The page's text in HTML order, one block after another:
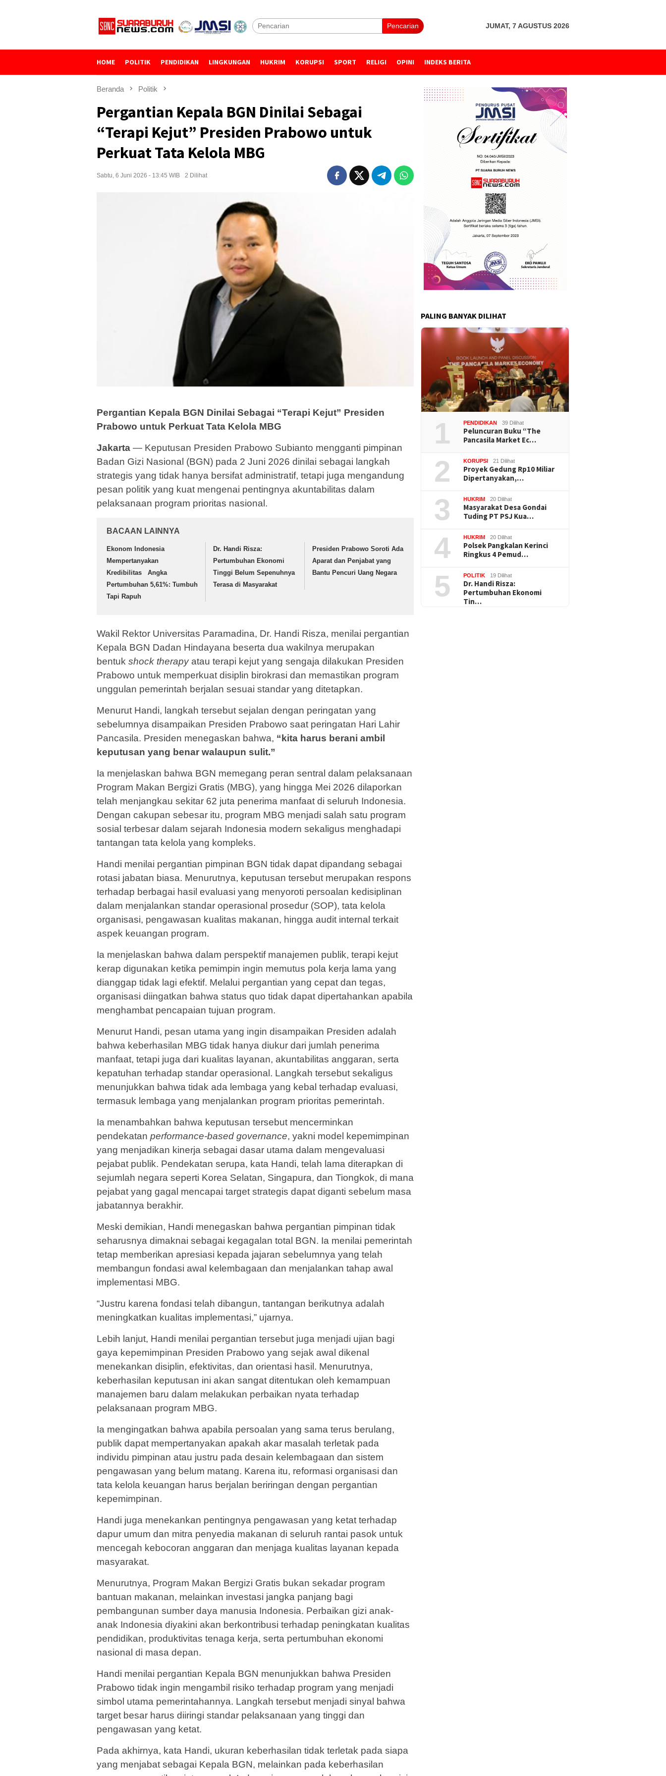
Pencarian JUMAT, 7 AGUSTUS 2026
HOME POLITIK PENDIDIKAN LINGKUNGAN HUKRIM KORUPSI SPORT RELIGI OPINI INDEKS BERITA
Beranda Politik
Pergantian Kepala BGN Dinilai Sebagai
“Terapi Kejut” Presiden Prabowo untuk
Perkuat Tata Kelola MBG
Sabtu, 6 Juni 2026 - 13:45 WIB 2 Dilihat
Pergantian Kepala BGN Dinilai Sebagai “Terapi Kejut” Presiden
Prabowo untuk Perkuat Tata Kelola MBG
Jakarta — Keputusan Presiden Prabowo Subianto mengganti pimpinan
Badan Gizi Nasional (BGN) pada 2 Juni 2026 dinilai sebagai langkah
strategis yang tidak hanya bersifat administratif, tetapi juga mengandung
pesan politik yang kuat mengenai pentingnya akuntabilitas dalam
pelaksanaan program prioritas nasional.
BACAAN LAINNYA
Ekonom Indonesia
Mempertanyakan
Kredibilitas Angka
Pertumbuhan 5,61%: Tumbuh
Tapi Rapuh
Dr. Handi Risza:
Pertumbuhan Ekonomi
Tinggi Belum Sepenuhnya
Terasa di Masyarakat
Presiden Prabowo Soroti Ada
Aparat dan Penjabat yang
Bantu Pencuri Uang Negara
Wakil Rektor Universitas Paramadina, Dr. Handi Risza, menilai pergantian
Kepala BGN Dadan Hindayana beserta dua wakilnya merupakan
bentuk shock therapyatau terapi kejut yang sengaja dilakukan Presiden
Prabowo untuk memperkuat disiplin birokrasi dan memastikan program
unggulan pemerintah berjalan sesuai standar yang ditetapkan.
Menurut Handi, langkah tersebut sejalan dengan peringatan yang
sebelumnya disampaikan Presiden Prabowo saat peringatan Hari Lahir
Pancasila. Presiden menegaskan bahwa, “kita harus berani ambil
keputusan yang benar walaupun sulit.”
Ia menjelaskan bahwa BGN memegang peran sentral dalam pelaksanaan
Program Makan Bergizi Gratis (MBG), yang hingga Mei 2026 dilaporkan
telah menjangkau sekitar 62 juta penerima manfaat di seluruh Indonesia.
Dengan cakupan sebesar itu, program MBG menjadi salah satu program
sosial terbesar dalam sejarah Indonesia modern sekaligus menghadapi
tantangan tata kelola yang kompleks.
Handi menilai pergantian pimpinan BGN tidak dapat dipandang sebagai
rotasi jabatan biasa. Menurutnya, keputusan tersebut merupakan respons
terhadap berbagai hasil evaluasi yang menyoroti persoalan kedisiplinan
dalam menjalankan standar operasional prosedur (SOP), tata kelola
organisasi, pengawasan kualitas makanan, hingga audit internal terkait
aspek keuangan program.
Ia menjelaskan bahwa dalam perspektif manajemen publik, terapi kejut
kerap digunakan ketika pemimpin ingin memutus pola kerja lama yang
dianggap tidak lagi efektif. Melalui pergantian yang cepat dan tegas,
organisasi diingatkan bahwa status quo tidak dapat dipertahankan apabila
menghambat pencapaian tujuan program.
Menurut Handi, pesan utama yang ingin disampaikan Presiden adalah
bahwa keberhasilan MBG tidak hanya diukur dari jumlah penerima
manfaat, tetapi juga dari kualitas layanan, akuntabilitas anggaran, serta
kepatuhan terhadap standar operasional. Langkah tersebut sekaligus
menunjukkan bahwa tidak ada lembaga yang kebal terhadap evaluasi,
termasuk lembaga yang menjalankan program prioritas pemerintah.
Ia menambahkan bahwa keputusan tersebut mencerminkan
pendekatan performance-based governance, yakni model kepemimpinan
yang menjadikan kinerja sebagai dasar utama dalam mengevaluasi
pejabat publik. Pendekatan serupa, kata Handi, telah lama diterapkan di
sejumlah negara seperti Korea Selatan, Singapura, dan Tiongkok, di mana
pejabat yang gagal mencapai target strategis dapat diganti sebelum masa
jabatannya berakhir.
Meski demikian, Handi menegaskan bahwa pergantian pimpinan tidak
seharusnya dimaknai sebagai kegagalan total BGN. Ia menilai pemerintah
tetap memberikan apresiasi kepada jajaran sebelumnya yang telah
membangun fondasi awal kelembagaan dan menjalankan tahap awal
implementasi MBG.
“Justru karena fondasi telah dibangun, tantangan berikutnya adalah
meningkatkan kualitas implementasi,” ujarnya.
Lebih lanjut, Handi menilai pergantian tersebut juga menjadi ujian bagi
gaya kepemimpinan Presiden Prabowo yang sejak awal dikenal
menekankan disiplin, efektivitas, dan orientasi hasil. Menurutnya,
keberhasilan keputusan ini akan sangat ditentukan oleh kemampuan
manajemen baru dalam melakukan perbaikan nyata terhadap
pelaksanaan program MBG.
Ia mengingatkan bahwa apabila persoalan yang sama terus berulang,
publik dapat mempertanyakan apakah akar masalah terletak pada
individu pimpinan atau justru pada desain kelembagaan dan sistem
pengawasan yang belum matang. Karena itu, reformasi organisasi dan
tata kelola keuangan harus berjalan beriringan dengan pergantian
kepemimpinan.
Handi juga menekankan pentingnya pengawasan yang ketat terhadap
dapur umum dan mitra penyedia makanan di seluruh rantai pasok untuk
mencegah kebocoran anggaran dan menjaga kualitas layanan kepada
masyarakat.
Menurutnya, Program Makan Bergizi Gratis bukan sekadar program
bantuan makanan, melainkan investasi jangka panjang bagi
pembangunan sumber daya manusia Indonesia. Perbaikan gizi anak-
anak Indonesia diyakini akan berkontribusi terhadap peningkatan kualitas
pendidikan, produktivitas tenaga kerja, serta pertumbuhan ekonomi
nasional di masa depan.
Handi menilai pergantian Kepala BGN menunjukkan bahwa Presiden
Prabowo tidak ingin mengambil risiko terhadap program yang menjadi
simbol utama pemerintahannya. Langkah tersebut menjadi sinyal bahwa
target besar harus diiringi standar pelaksanaan yang tinggi dan
pengawasan yang ketat.
Pada akhirnya, kata Handi, ukuran keberhasilan tidak terletak pada siapa
yang menjabat sebagai Kepala BGN, melainkan pada keberhasilan
PALING BANYAK DILIHAT
1 PENDIDIKAN 39 Dilihat
Peluncuran Buku “The
Pancasila Market Ec…
2 KORUPSI 21 Dilihat
Proyek Gedung Rp10 Miliar
Dipertanyakan,…
3 HUKRIM 20 Dilihat
Masyarakat Desa Gondai
Tuding PT PSJ Kua…
4 HUKRIM 20 Dilihat
Polsek Pangkalan Kerinci
Ringkus 4 Pemud…
5 POLITIK 19 Dilihat
Dr. Handi Risza:
Pertumbuhan Ekonomi
Tin…